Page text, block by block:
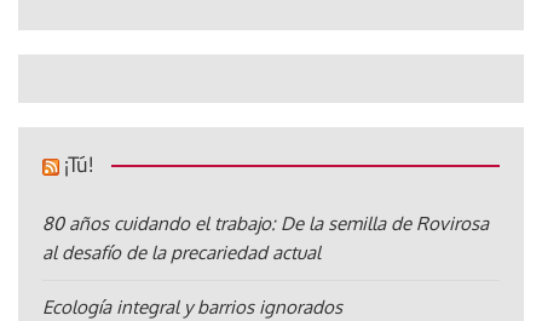
¡Tú!
80 años cuidando el trabajo: De la semilla de Rovirosa
al desafío de la precariedad actual
Ecología integral y barrios ignorados